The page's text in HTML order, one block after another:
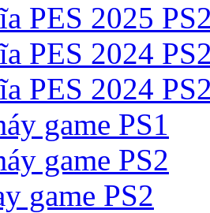
PES 2025
PES 2024
PES 2024
game PS1
game PS2
game PS2